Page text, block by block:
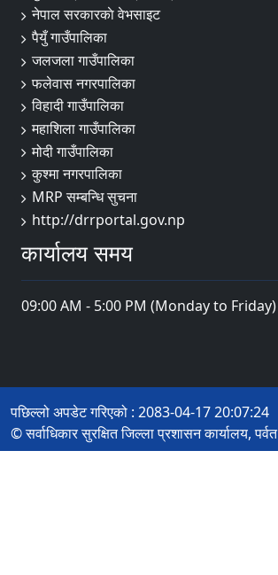
नेपाल सरकारकाे वेभसाइट
पैयुँ गाउँपालिका
जलजला गाउँपालिका
फलेवास नगरपालिका
विहादी गाउँपालिका
महाशिला गाउँपालिका
मोदी गाउँपालिका
कुश्मा नगरपालिका
MRP सम्बन्धि सुचना
http://drrportal.gov.np
कार्यालय समय
09:00 AM - 5:00 PM (Monday to Friday)
पछिल्लो अपडेट गरिएको : 2083-04-17 20:07:24
© सर्वाधिकार सुरक्षित जिल्ला प्रशासन कार्यालय, पर्वत